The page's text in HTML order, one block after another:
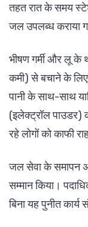
तहत रात के समय
जल उपलब्ध कराया
भीषण गर्मी और लू के
कमी) से बचाने के लिए
पानी के साथ-साथ
(इलेक्ट्रॉल पाउडर)
रहे लोगों को काफी
जल सेवा के समापन
सम्मान किया।
बिना यह पुनीत कार्य